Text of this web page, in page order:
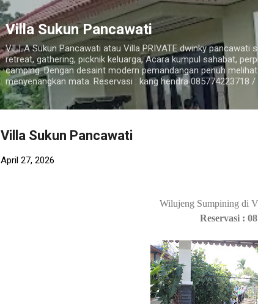
Langsung ke
Villa Sukun Pancawati
VILLA Sukun Pancawati atau Villa PRIVATE dwinky pancawati
retreat, gathering, picknik keluarga, Acara kumpul sahabat,
camping. Dengan desaint modern pemandangan penuh
menyenangkan mata. Reservasi : kang hendra 085774223718
Villa Sukun Pancawati
April 27, 2026
Wilujeng Sumpining di
Reservasi :